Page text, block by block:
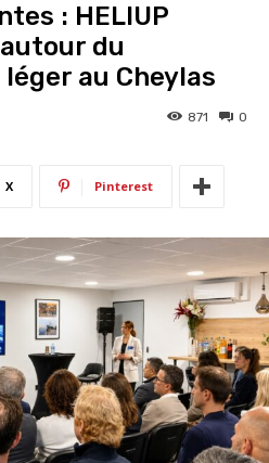
: HELIUP
du
au Cheylas
0
871
X Pinterest